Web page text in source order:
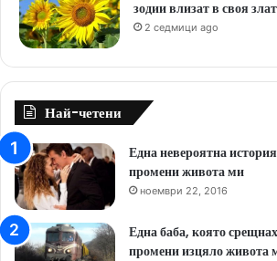
зодии влизат в своя
2 седмици ago
Най-четени
Една невероятна
промени живота ми
ноември 22, 2016
Една баба, която
промени изцяло живота